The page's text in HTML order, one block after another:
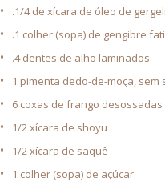
• .1/4 de xícara de óleo de
• .1 colher (sopa) de gengibre
• .4 dentes de alho laminados
• 1 pimenta dedo-de-moça, sem
• 6 coxas de frango
• 1/2 xícara de shoyu
• 1/2 xícara de saquê
• 1 colher (sopa) de açúcar